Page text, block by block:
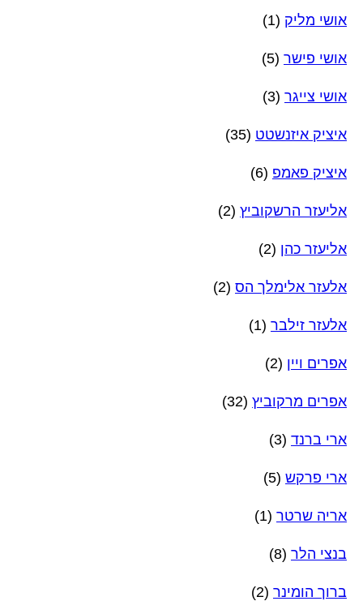
אושי מליק (1)
אושי פישר (5)
אושי צייגר (3)
איציק איזנשטט (35)
איציק פאמפ (6)
אליעזר הרשקוביץ (2)
אליעזר כהן (2)
אלעזר אלימלך הס (2)
אלעזר זילבר (1)
אפרים ויין (2)
אפרים מרקוביץ (32)
ארי ברנד (3)
ארי פרקש (5)
אריה שרטר (1)
בנצי הלר (8)
ברוך הומינר (2)